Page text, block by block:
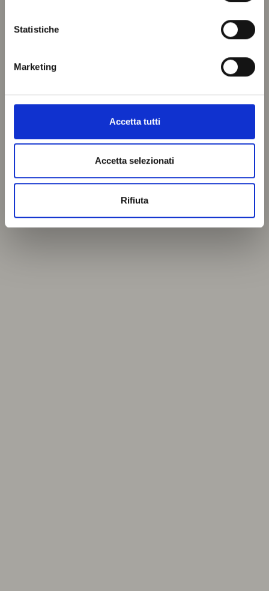
Statistiche
Marketing
Accetta tutti
Accetta selezionati
Rifiuta